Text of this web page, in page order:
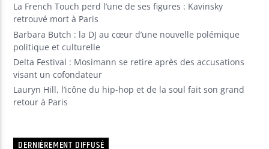
La French Touch perd l’une de ses figures : Kavinsky
retrouvé mort à Paris
Barbara Butch : la DJ au cœur d’une nouvelle polémique
politique et culturelle
Delta Festival : Mosimann se retire après des accusations
visant un cofondateur
Lauryn Hill, l’icône du hip-hop et de la soul fait son grand
retour à Paris
DERNIÈREMENT DIFFUSÉ